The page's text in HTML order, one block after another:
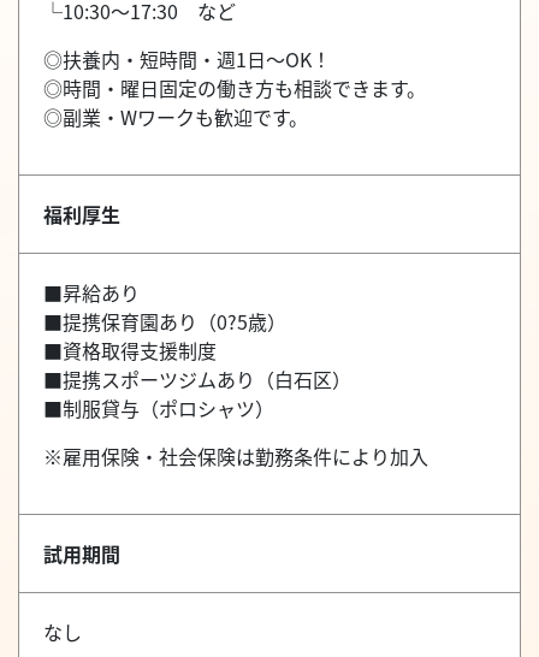
└10:30～17:30 など
◎扶養内・短時間・週1日～OK！
◎時間・曜日固定の働き方も相談できます。
◎副業・Wワークも歓迎です。
福利厚生
■昇給あり
■提携保育園あり（0?5歳）
■資格取得支援制度
■提携スポーツジムあり（白石区）
■制服貸与（ポロシャツ）
※雇用保険・社会保険は勤務条件により加入
試用期間
なし